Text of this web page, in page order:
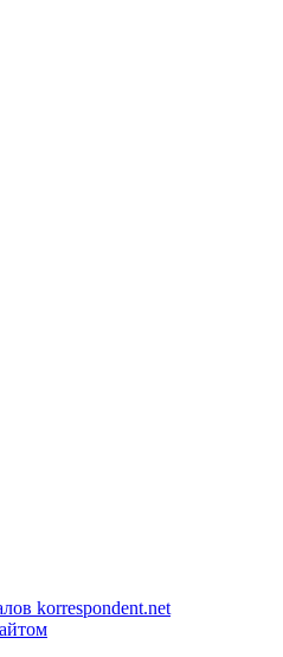
korrespondent.net